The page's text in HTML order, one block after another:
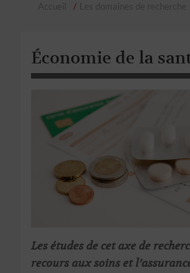
Économie de la
Les études de cet axe de
recours aux soins et